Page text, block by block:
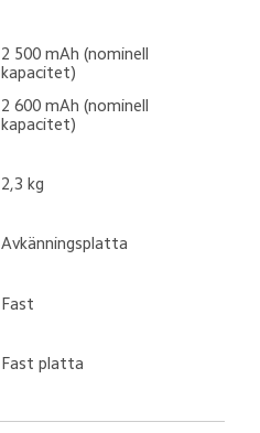
2 500 mAh (nominell
kapacitet)
2 600 mAh (nominell
kapacitet)
2,3 kg
Avkänningsplatta
Fast
Fast platta